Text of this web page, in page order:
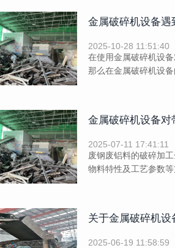
金属破碎机设备遇
2025-10-28 11:51:40
在使用金属破碎机设
那么在金属破碎机设
金属破碎机设备
2025-07-11 17:41:11
废钢废铝料的破碎加
物料特性及工艺参数等
关于金属破碎机
2025-06-19 11:58:59